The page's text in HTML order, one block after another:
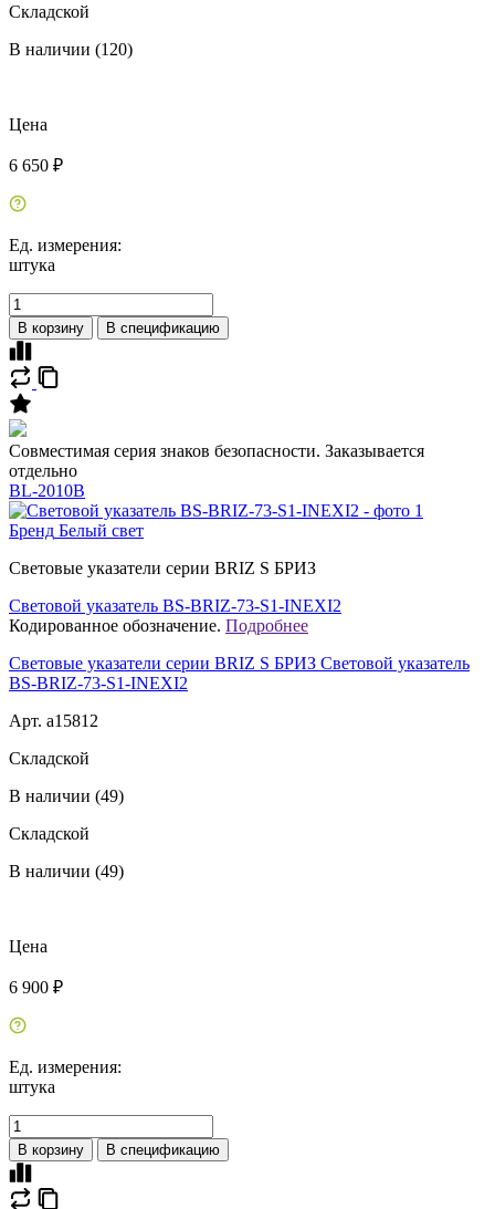
Складской
В наличии (120)
Цена
6 650 ₽
Ед. измерения:
штука
В корзину В спецификацию
Совместимая серия знаков безопасности. Заказывается
отдельно
BL-2010B
Бренд Белый свет
Световые указатели серии BRIZ S БРИЗ
Световой указатель BS-BRIZ-73-S1-INEXI2
Кодированное обозначение. Подробнее
Световые указатели серии BRIZ S БРИЗ Световой указатель
BS-BRIZ-73-S1-INEXI2
Арт. a15812
Складской
В наличии (49)
Складской
В наличии (49)
Цена
6 900 ₽
Ед. измерения:
штука
В корзину В спецификацию